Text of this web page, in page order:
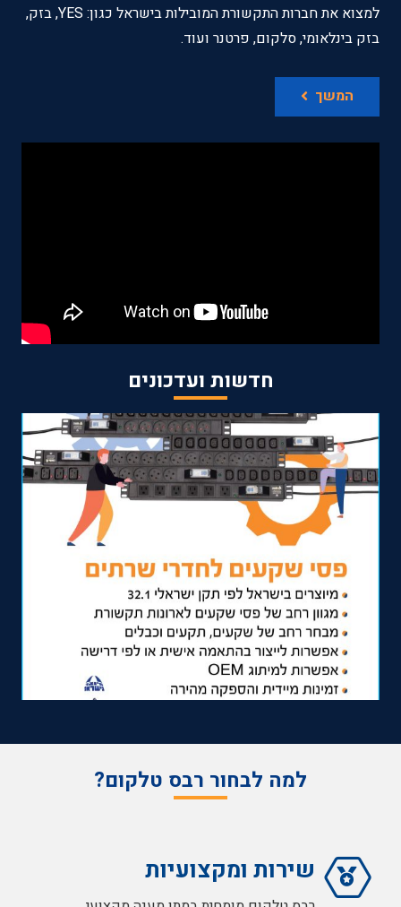
למצוא את חברות התקשורת המובילות בישראל כגון: YES, בזק,
בזק בינלאומי, סלקום, פרטנר ועוד.
המשך
חדשות ועדכונים
למה לבחור רבס טלקום?
שירות ומקצועיות